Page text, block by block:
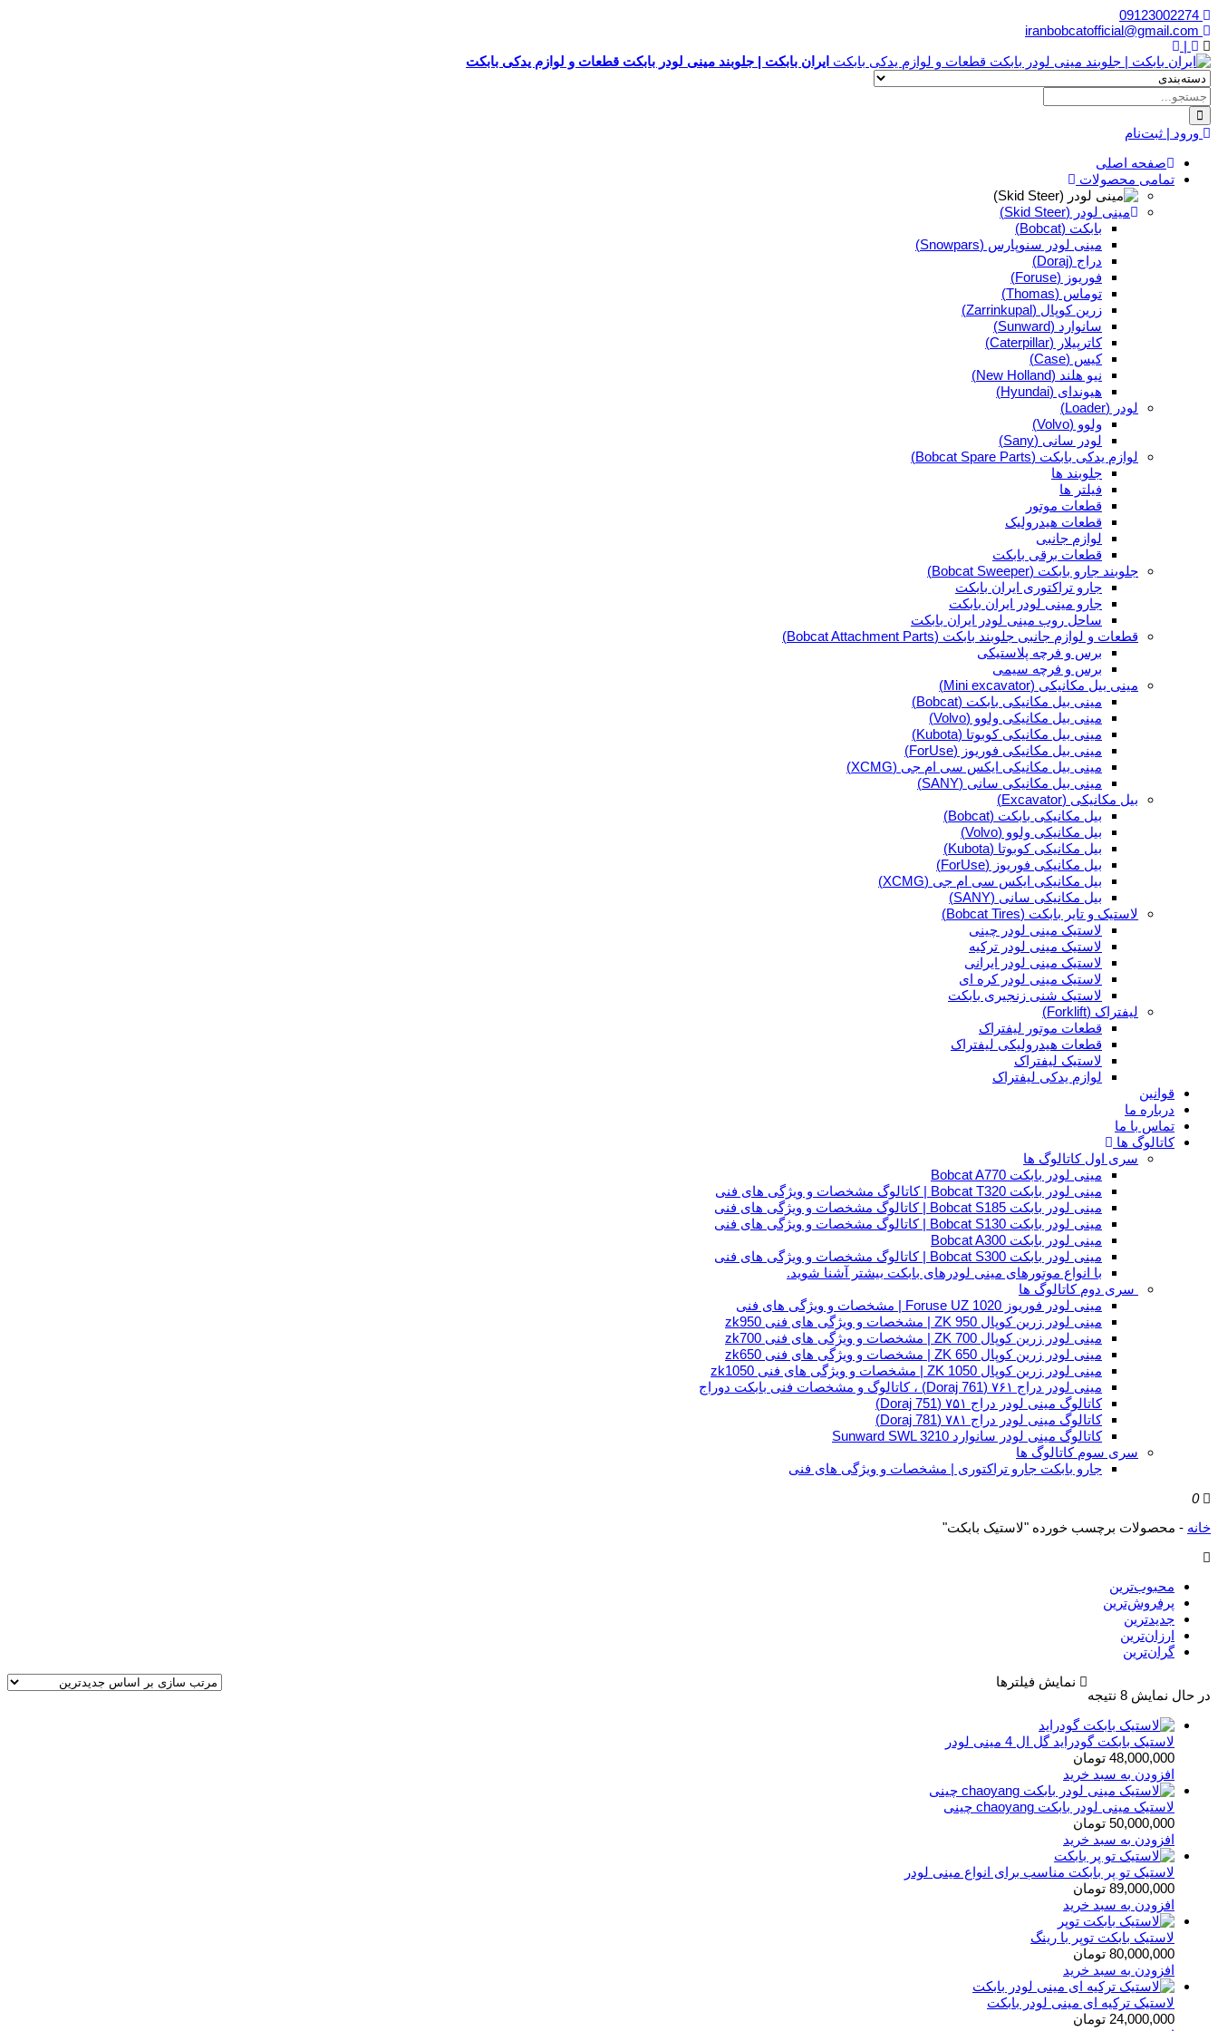
|
ایران بابکت | جلوبند مینی لودر بابکت قطعات و لوازم یدکی بابکت
ورود | ثبت‌نام
صفحه اصلی
تمامی محصولات
مینی لودر (Skid Steer)
بابکت (Bobcat)
مینی لودر سنوپارس (Snowpars)
دراج (Doraj)
فوریوز (Foruse)
توماس (Thomas)
زرین کوپال (Zarrinkupal)
سانوارد (Sunward)
کاترپیلار (Caterpillar)
کیس (Case)
نیو هلند (New Holland)
هیوندای (Hyundai)
لودر (Loader)
ولوو (Volvo)
لودر سانی (Sany)
لوازم یدکی بابکت (Bobcat Spare Parts)
جلوبند ها
فیلتر ها
قطعات موتور
قطعات هیدرولیک
لوازم جانبی
قطعات برقی بابکت
جلوبند جارو بابکت (Bobcat Sweeper)
جارو تراکتوری ایران بابکت
جارو مینی لودر ایران بابکت
ساحل روب مینی لودر ایران بابکت
قطعات و لوازم جانبی جلوبند بابکت (Bobcat Attachment Parts)
برس و فرچه پلاستیکی
برس و فرچه سیمی
مینی بیل مکانیکی (Mini excavator)
مینی بیل مکانیکی بابکت (Bobcat)
مینی بیل مکانیکی ولوو (Volvo)
مینی بیل مکانیکی کوبوتا (Kubota)
مینی بیل مکانیکی فوریوز (ForUse)
مینی بیل مکانیکی ایکس سی ام جی (XCMG)
مینی بیل مکانیکی سانی (SANY)
بیل مکانیکی (Excavator)
بیل مکانیکی بابکت (Bobcat)
بیل مکانیکی ولوو (Volvo)
بیل مکانیکی کوبوتا (Kubota)
بیل مکانیکی فوریوز (ForUse)
بیل مکانیکی ایکس سی ام جی (XCMG)
بیل مکانیکی سانی (SANY)
لاستیک و تایر بابکت (Bobcat Tires)
لاستیک مینی لودر چینی
لاستیک مینی لودر ترکیه
لاستیک مینی لودر ایرانی
لاستیک مینی لودر کره ای
لاستیک شنی زنجیری بابکت
لیفتراک (Forklift)
قطعات موتور لیفتراک
قطعات هیدرولیکی لیفتراک
لاستیک لیفتراک
لوازم یدکی لیفتراک
قوانین
درباره ما
تماس با ما
کاتالوگ ها
سری اول کاتالوگ ها
مینی لودر بابکت Bobcat A770
مینی لودر بابکت Bobcat T320 | کاتالوگ مشخصات و ویژگی های فنی
مینی لودر بابکت Bobcat S185 | کاتالوگ مشخصات و ویژگی های فنی
مینی لودر بابکت Bobcat S130 | کاتالوگ مشخصات و ویژگی های فنی
مینی لودر بابکت Bobcat A300
مینی لودر بابکت Bobcat S300 | کاتالوگ مشخصات و ویژگی های فنی
با انواع موتورهای مینی لودرهای بابکت بیشتر آشنا شوید.
سری دوم کاتالوگ ها
مینی لودر فوریوز Foruse UZ 1020 | مشخصات و ویژگی های فنی
مینی لودر زرین کوپال ZK 950 | مشخصات و ویژگی های فنی zk950
مینی لودر زرین کوپال ZK 700 | مشخصات و ویژگی های فنی zk700
مینی لودر زرین کوپال ZK 650 | مشخصات و ویژگی های فنی zk650
مینی لودر زرین کوپال ZK 1050 | مشخصات و ویژگی های فنی zk1050
مینی لودر دراج ۷۶۱ (Doraj 761) ، کاتالوگ و مشخصات فنی بابکت دوراج
کاتالوگ مینی لودر دراج ۷۵۱ (Doraj 751)
کاتالوگ مینی لودر دراج ۷۸۱ (Doraj 781)
کاتالوگ مینی لودر سانوارد Sunward SWL 3210
سری سوم کاتالوگ ها
جارو بابکت جارو تراکتوری | مشخصات و ویژگی های فنی
0
خانه - محصولات برچسب خورده "لاستیک بابکت"
محبوب‌ترین
پرفروش‌ترین
جدیدترین
ارزان‌ترین
گران‌ترین
در حال نمایش 8 نتیجه
latest
نمایش فیلترها
لاستیک بابکت گودراید گل ال 4 مینی لودر
48,000,000 تومان
افزودن به سبد خرید
لاستیک مینی لودر بابکت chaoyang چینی
50,000,000 تومان
افزودن به سبد خرید
لاستیک تو پر بابکت مناسب برای انواع مینی لودر
89,000,000 تومان
افزودن به سبد خرید
لاستیک بابکت توپر با رینگ
80,000,000 تومان
افزودن به سبد خرید
لاستیک ترکیه ای مینی لودر بابکت
24,000,000 تومان